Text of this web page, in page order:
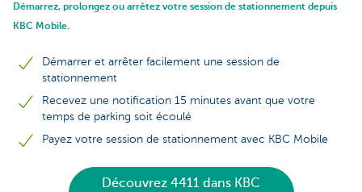
Démarrez, prolongez ou arrêtez votre session de stationnement depuis
KBC Mobile.
Démarrer et arrêter facilement une session de
stationnement
Recevez une notification 15 minutes avant que votre
temps de parking soit écoulé
Payez votre session de stationnement avec KBC Mobile
Découvrez 4411 dans KBC